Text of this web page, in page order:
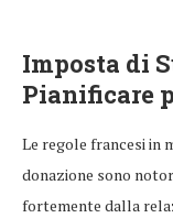
Imposta di
Pianificare
Le regole francesi in
donazione sono
fortemente dalla